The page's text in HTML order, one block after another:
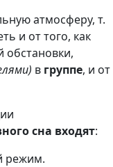
атмосферу, т.
и от того, как
обстановки,
в группе, и от
сна входят:
режим.